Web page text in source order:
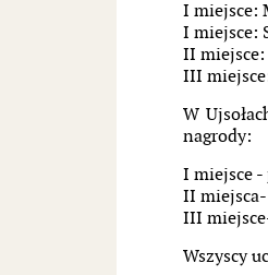
I miejsce:
I miejsce:
II miejsce:
III
W
nagrody:
I miejsce -
II miejsca-
III
Wszyscy